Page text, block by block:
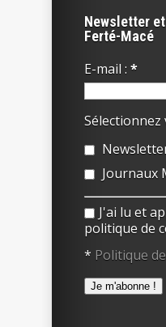
Newsletter
Ferté-Macé
E-mail : *
Journaux
J'ai lu et
politique de
* Politique